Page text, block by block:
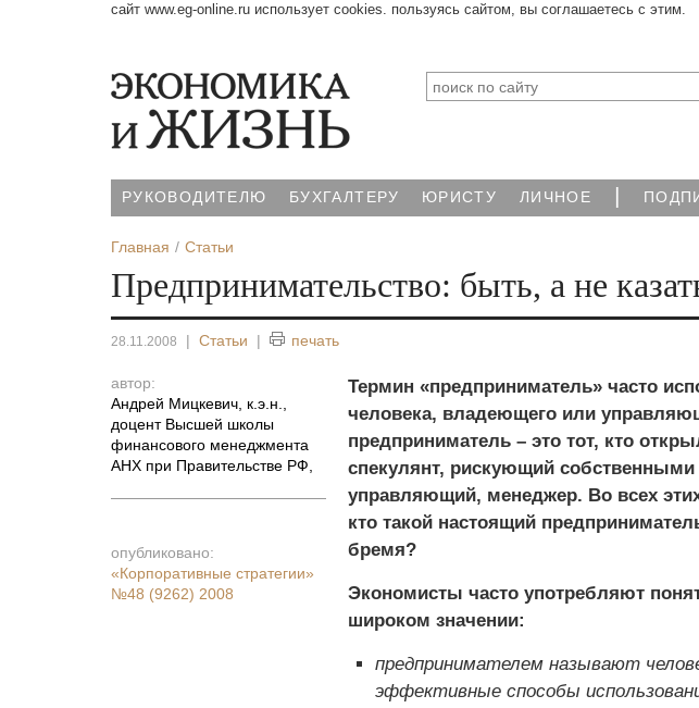
сайт www.eg-online.ru использует cookies. пользуясь сайтом, вы соглашаетесь с этим.
РУКОВОДИТЕЛЮ БУХГАЛТЕРУ ЮРИСТУ ЛИЧНОЕ |
Главная Статьи
Предпринимательство: быть, а не
28.11.2008 | Статьи | печать
автор:
Андрей Мицкевич, к.э.н.,
доцент Высшей школы
финансового менеджмента
АНХ при Правительстве РФ
опубликовано:
«Корпоративные стратегии»
№48 (9262) 2008
Термин «предприниматель» часто
человека, владеющего или
предприниматель – это тот, кто
спекулянт, рискующий
управляющий, менеджер. Во всех
кто такой настоящий
бремя?
Экономисты часто употребляют
широком значении:
предпринимателем называют
эффективные способы